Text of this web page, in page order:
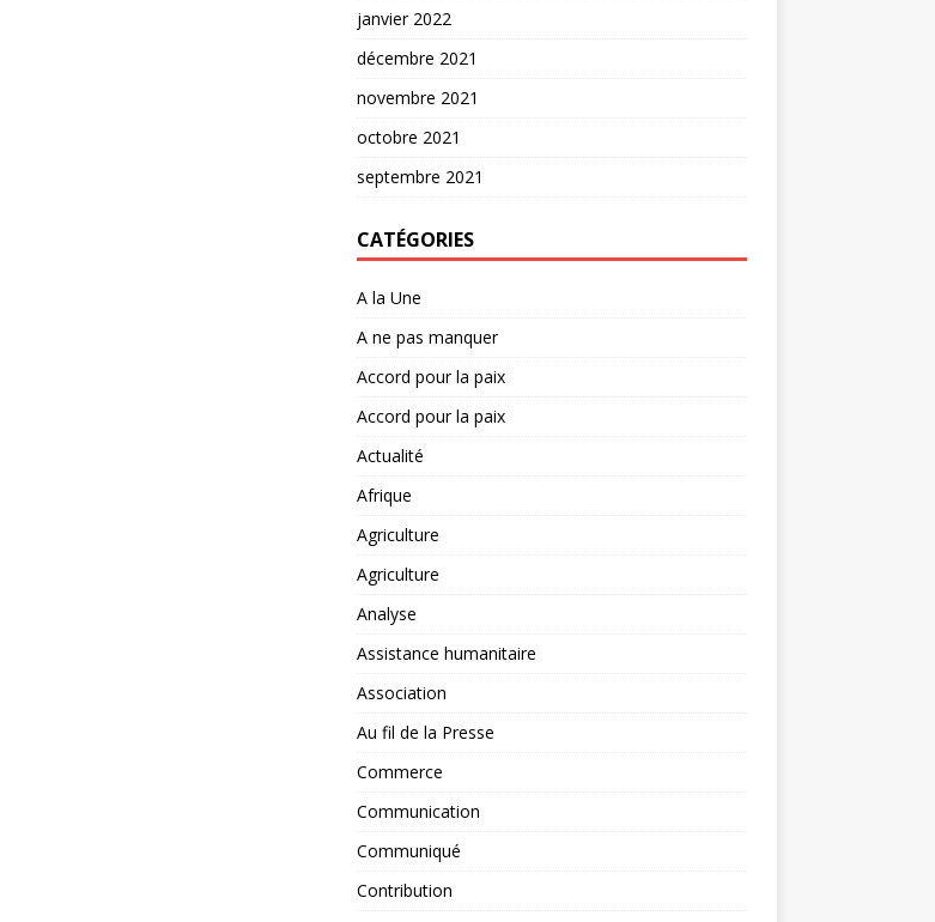
janvier 2022
décembre 2021
novembre 2021
octobre 2021
septembre 2021
CATÉGORIES
A la Une
A ne pas manquer
Accord pour la paix
Accord pour la paix
Actualité
Afrique
Agriculture
Agriculture
Analyse
Assistance humanitaire
Association
Au fil de la Presse
Commerce
Communication
Communiqué
Contribution